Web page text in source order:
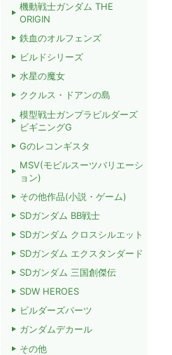
機動戦士ガンダム THE
ORIGIN
鉄血のオルフェンズ
ビルドシリーズ
水星の魔女
ククルス・ドアンの島
模型戦士ガンプラビルダーズ
ビギニングG
Gのレコンギスタ
MSV(モビルスーツバリエーシ
ョン)
その他作品(小説・ゲーム)
SDガンダム BB戦士
SDガンダム クロスシルエット
SDガンダム エクスタンダード
SDガンダム 三国創傑伝
SDW HEROES
ビルダーズパーツ
ガンダムデカール
その他